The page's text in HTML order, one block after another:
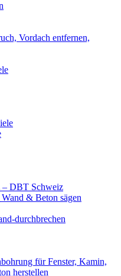
Vordach entfernen,
– DBT Schweiz
& Beton sägen
durchbrechen
für Fenster, Kamin,
herstellen